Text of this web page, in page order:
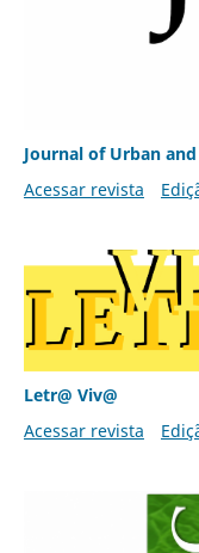
Journal of Urban
Acessar revista
Letr@ Viv@
Acessar revista